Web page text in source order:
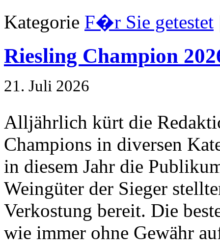
Kategorie F�r Sie getestet
Riesling Champion
21. Juli 2026
Alljährlich kürt die
Champions in diversen
in diesem Jahr die
Weingüter der Sieger
Verkostung bereit. Die
wie immer ohne Gewähr